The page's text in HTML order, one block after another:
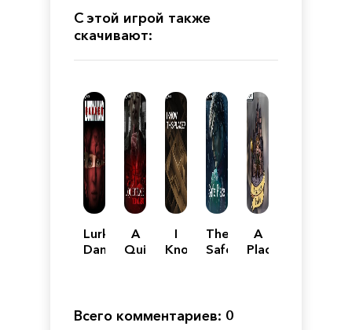
С этой игрой также
скачивают:
Lurking
Danger
A
Quiet
Ahead
I
Know
I)
The
Safe
A
Place
Всего комментариев: 0